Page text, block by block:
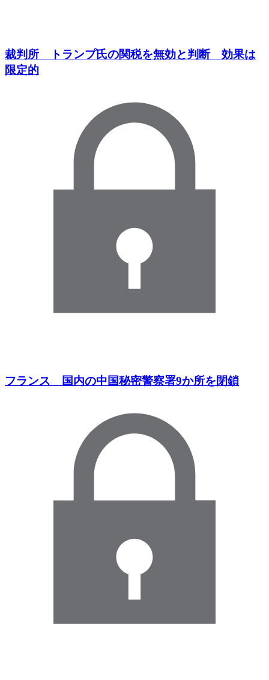
裁判所 トランプ氏の関税を無効と判断 効果は
限定的
フランス 国内の中国秘密警察署9か所を閉鎖